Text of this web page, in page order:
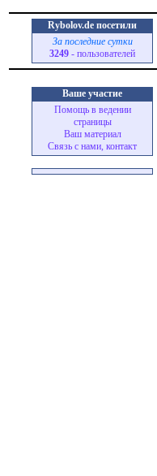
Rybolov.de посетили
За последние сутки
3249 - пользователей
Ваше участие
Помощь в ведении
страницы
Ваш материал
Связь с нами, контакт